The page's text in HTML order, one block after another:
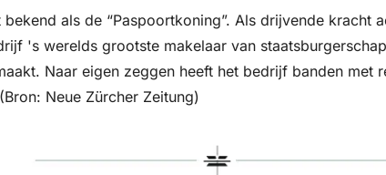
bekend als de “Paspoortkoning”. Als drijvende kracht
's werelds grootste makelaar van
Naar eigen zeggen heeft het bedrijf banden met
Neue Zürcher Zeitung)